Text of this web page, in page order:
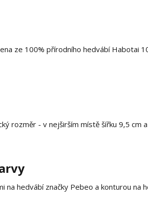
ze 100% přírodního hedvábí Habotai
rozměr - v nejširším místě šířku 9,5 cm
na hedvábí značky Pebeo a konturou na